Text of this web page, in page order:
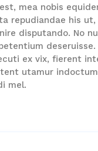
mea nobis
repudiandae his
disputando. No
deseruisse.
ex vix, fierent
utamur
mel.